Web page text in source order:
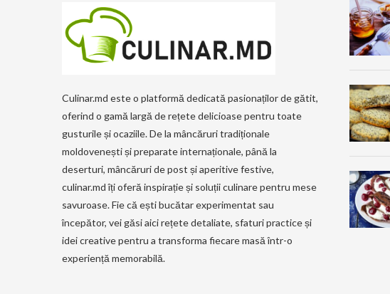
Culinar.md este o platformă dedicată pasionaților de gătit,
oferind o gamă largă de rețete delicioase pentru toate
gusturile și ocaziile. De la mâncăruri tradiționale
moldovenești și preparate internaționale, până la
deserturi, mâncăruri de post și aperitive festive,
culinar.md îți oferă inspirație și soluții culinare pentru mese
savuroase. Fie că ești bucătar experimentat sau
începător, vei găsi aici rețete detaliate, sfaturi practice și
idei creative pentru a transforma fiecare masă într-o
experiență memorabilă.